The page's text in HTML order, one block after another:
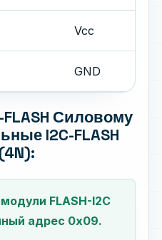
Vcc
GND
Силовому
I2C-FLASH
FLASH-I2C
адрес 0х09.